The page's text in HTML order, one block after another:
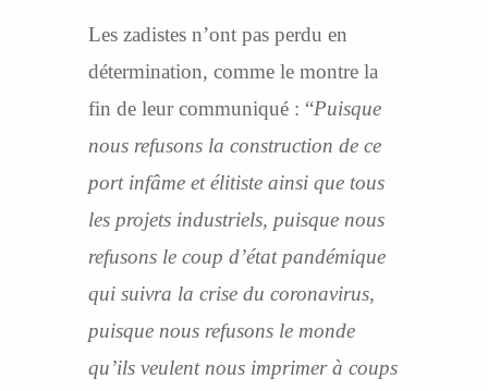
Les zadistes n’ont pas perdu en
détermination, comme le montre la
fin de leur communiqué : “Puisque
nous refusons la construction de ce
port infâme et élitiste ainsi que tous
les projets industriels, puisque nous
refusons le coup d’état pandémique
qui suivra la crise du coronavirus,
puisque nous refusons le monde
qu’ils veulent nous imprimer à coups